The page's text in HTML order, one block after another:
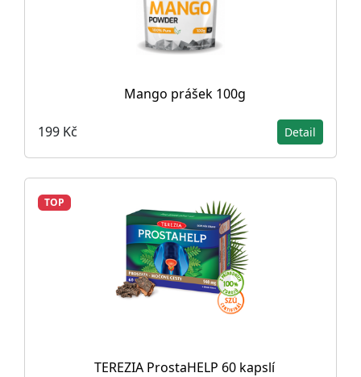
Mango prášek 100g
199 Kč Detail
TOP
TEREZIA ProstaHELP 60 kapslí